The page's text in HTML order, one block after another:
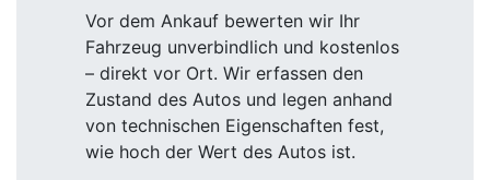
Vor dem Ankauf bewerten wir Ihr
Fahrzeug unverbindlich und kostenlos
– direkt vor Ort. Wir erfassen den
Zustand des Autos und legen anhand
von technischen Eigenschaften fest,
wie hoch der Wert des Autos ist.